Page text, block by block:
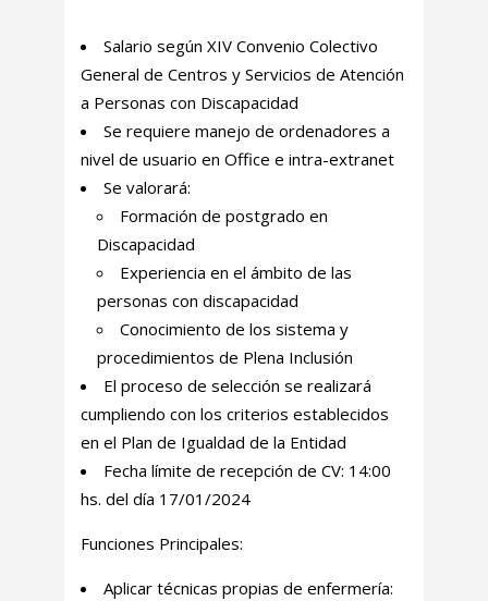
Salario según XIV Convenio Colectivo
General de Centros y Servicios de Atención
a Personas con Discapacidad
Se requiere manejo de ordenadores a
nivel de usuario en Office e intra-extranet
Se valorará:
Formación de postgrado en
Discapacidad
Experiencia en el ámbito de las
personas con discapacidad
Conocimiento de los sistema y
procedimientos de Plena Inclusión
El proceso de selección se realizará
cumpliendo con los criterios establecidos
en el Plan de Igualdad de la Entidad
Fecha límite de recepción de CV: 14:00
hs. del día 17/01/2024
Funciones Principales:
Aplicar técnicas propias de enfermería: